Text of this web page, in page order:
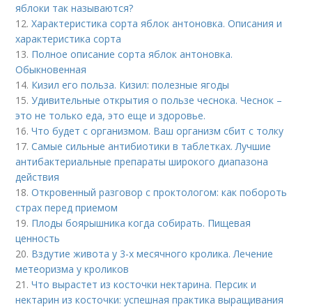
яблоки так называются?
12.Характеристика сорта яблок антоновка. Описания и
характеристика сорта
13. Полное описание сорта яблок антоновка.
Обыкновенная
14. Кизил его польза. Кизил: полезные ягоды
15.Удивительные открытия о пользе чеснока. Чеснок –
это не только еда, это еще и здоровье.
16.Что будет с организмом. Ваш организм сбит с толку
17.Самые сильные антибиотики в таблетках. Лучшие
антибактериальные препараты широкого диапазона
действия
18.Откровенный разговор с проктологом: как побороть
страх перед приемом
19. Плоды боярышника когда собирать. Пищевая
ценность
20. Вздутие живота у 3-х месячного кролика. Лечение
метеоризма у кроликов
21.Что вырастет из косточки нектарина. Персик и
нектарин из косточки: успешная практика выращивания